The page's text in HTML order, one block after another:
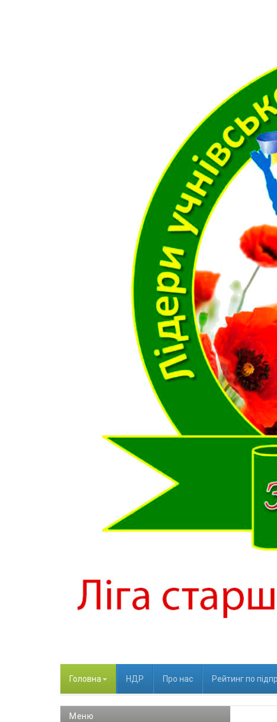
Головна НДР Про нас Рейтинг по
Меню